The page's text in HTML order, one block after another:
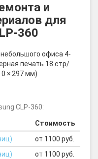
и
для
360
офиса 4-
печать 18 стр/
× 297 мм)
CLP-360:
Стоимость
от 1100 руб.
от 1100 руб.